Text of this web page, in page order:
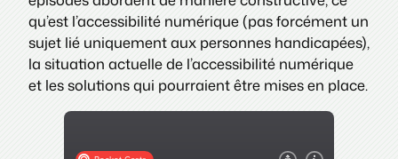
qu’est l’accessibilité numérique (pas forcément un
sujet lié uniquement aux personnes handicapées),
la situation actuelle de l’accessibilité numérique
et les solutions qui pourraient être mises en place.